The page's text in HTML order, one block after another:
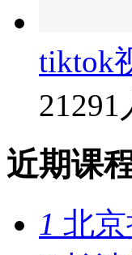
tiktok
21291
近期课
1 北